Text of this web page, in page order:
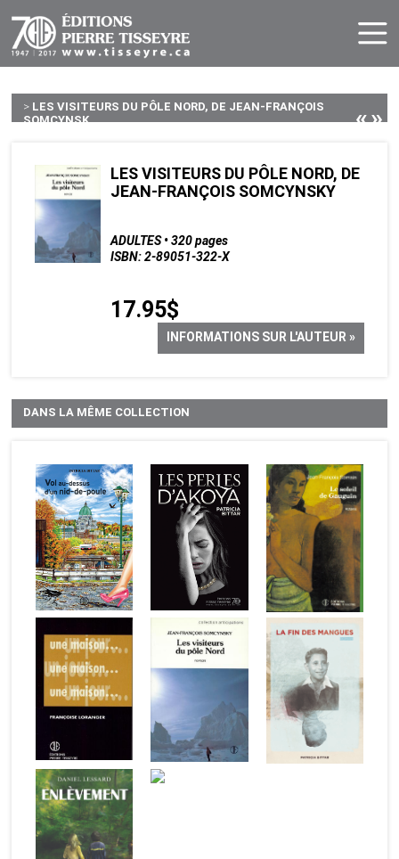
> LES VISITEURS DU PÔLE NORD, DE JEAN-FRANÇOIS
SOMCYNSK...
«»
LES VISITEURS DU PÔLE NORD, DE
JEAN-FRANÇOIS SOMCYNSKY
ADULTES • 320 pages
ISBN: 2-89051-322-X
17.95$
INFORMATIONS SUR L'AUTEUR »
DANS LA MÊME COLLECTION